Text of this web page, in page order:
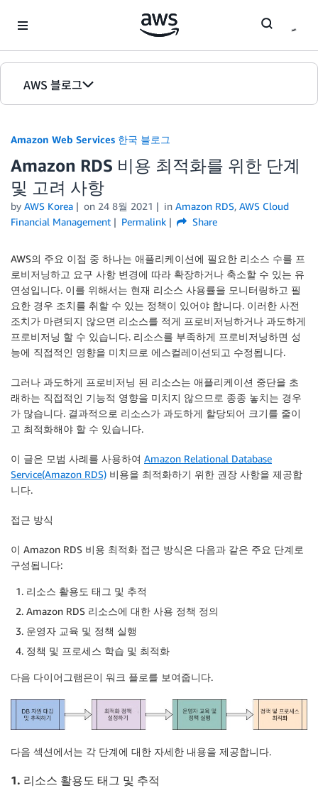
AWS 블로그
홈
에디션
Amazon Web Services 한국 블로그
Amazon RDS 비용 최적화를 위한 단계
및 고려 사항
by AWS Korea on 24 8월 2021 in Amazon RDS, AWS Cloud
Financial Management
Permalink Share
AWS의 주요 이점 중 하나는 애플리케이션에 필요한 리소스 수를 프
로비저닝하고 요구 사항 변경에 따라 확장하거나 축소할 수 있는 유
연성입니다. 이를 위해서는 현재 리소스 사용률을 모니터링하고 필
요한 경우 조치를 취할 수 있는 정책이 있어야 합니다. 이러한 사전
조치가 마련되지 않으면 리소스를 적게 프로비저닝하거나 과도하게
프로비저닝 할 수 있습니다. 리소스를 부족하게 프로비저닝하면 성
능에 직접적인 영향을 미치므로 에스컬레이션되고 수정됩니다.
그러나 과도하게 프로비저닝 된 리소스는 애플리케이션 중단을 초
래하는 직접적인 기능적 영향을 미치지 않으므로 종종 놓치는 경우
가 많습니다. 결과적으로 리소스가 과도하게 할당되어 크기를 줄이
고 최적화해야 할 수 있습니다.
이 글은 모범 사례를 사용하여 Amazon Relational Database
Service(Amazon RDS) 비용을 최적화하기 위한 권장 사항을 제공합
니다.
접근 방식
이 Amazon RDS 비용 최적화 접근 방식은 다음과 같은 주요 단계로
구성됩니다:
리소스 활용도 태그 및 추적
Amazon RDS 리소스에 대한 사용 정책 정의
운영자 교육 및 정책 실행
정책 및 프로세스 학습 및 최적화
다음 다이어그램은이 워크 플로를 보여줍니다.
다음 섹션에서는 각 단계에 대한 자세한 내용을 제공합니다.
1. 리소스 활용도 태그 및 추적